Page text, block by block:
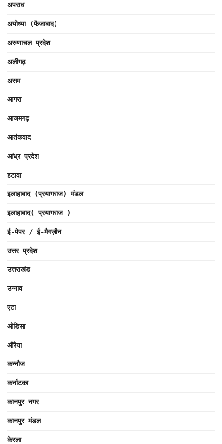
अपराध
अयोध्या (फैजाबाद)
अरुणाचल प्रदेश
अलीगढ़
असम
आगरा
आजमगढ़
आतंकवाद
आंध्र प्रदेश
इटावा
इलाहाबाद (प्रयागराज) मंडल
इलाहाबाद( प्रयागराज )
ई-पेपर / ई-मैगज़ीन
उत्तर प्रदेश
उत्तराखंड
उन्नाव
एटा
ओडिसा
औरैया
कन्नौज
कर्नाटका
कानपुर नगर
कानपुर मंडल
केरला